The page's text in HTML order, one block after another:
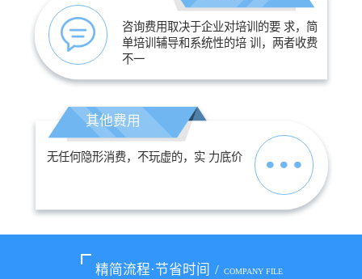
咨询费用取决于企业对培训的要 求，简
单培训辅导和系统性的培 训，两者收费
不一
其他费用
无任何隐形消费，不玩虚的，实 力底价
精简流程·节省时间 / COMPANY FILE